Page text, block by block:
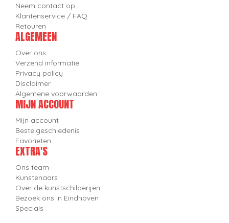
Neem contact op
Klantenservice / FAQ
Retouren
ALGEMEEN
Over ons
Verzend informatie
Privacy policy
Disclaimer
Algemene voorwaarden
MIJN ACCOUNT
Mijn account
Bestelgeschiedenis
Favorieten
EXTRA'S
Ons team
Kunstenaars
Over de kunstschilderijen
Bezoek ons in Eindhoven
Specials